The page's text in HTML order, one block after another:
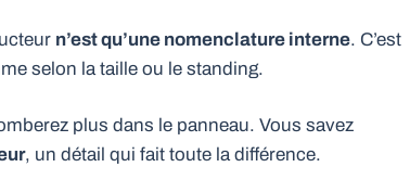
n’est qu’une nomenclature interne. C’est
selon la taille ou le standing.
plus dans le panneau. Vous savez
, un détail qui fait toute la différence.